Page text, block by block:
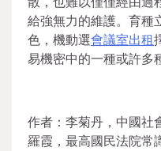
給強無力的維護。育種
色，機動選會議室出租
易機密中的一種或許多
作者：李菊丹，中國社
羅霞，最高國民法院常